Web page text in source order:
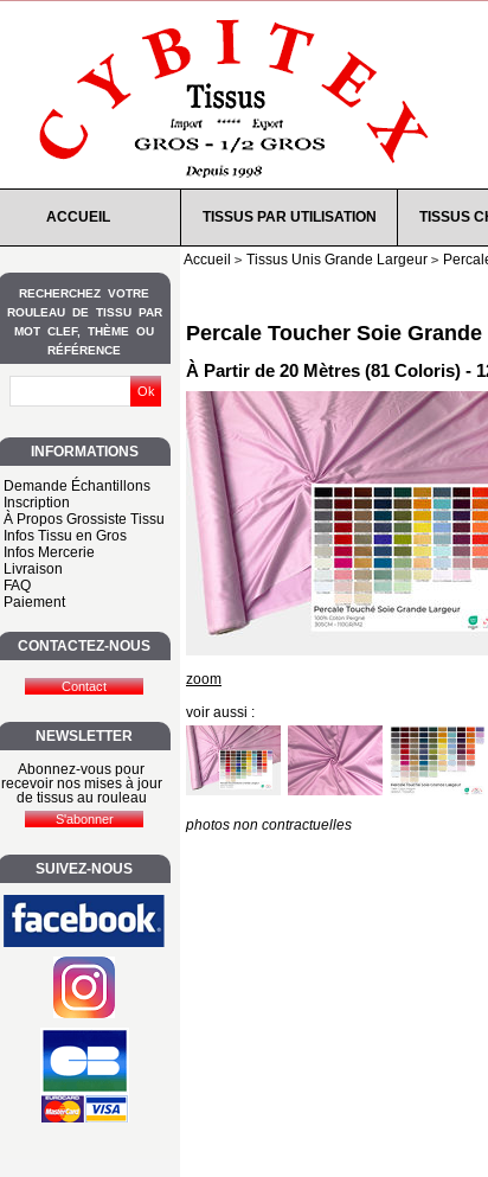
ACCUEIL TISSUS PAR UTILISATION TISSUS
INFORMATIONS
Demande Échantillons
Inscription
À Propos Grossiste Tissu
Infos Tissu en Gros
Infos Mercerie
Livraison
FAQ
Paiement
RECHERCHEZ VOTRE
ROULEAU DE TISSU PAR
MOT CLEF, THÈME OU
RÉFÉRENCE
CONTACTEZ-NOUS
NEWSLETTER
Abonnez-vous pour
recevoir nos mises à jour
de tissus au rouleau
SUIVEZ-NOUS
Accueil Tissus Unis Grande Largeur
Percale Toucher Soie
À Partir de 20 Mètres (81 Coloris) -
zoom
voir aussi :
photos non contractuelles